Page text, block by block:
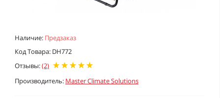
Наличие: Предзаказ
Код Товара: DH772
Отзывы:(2)
Производитель: Master Climate Solutions